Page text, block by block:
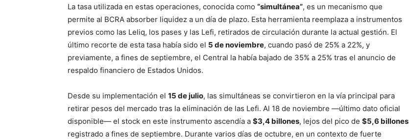
La tasa utilizada en estas operaciones, conocida como “simultánea”, es un mecanismo que
permite al BCRA absorber liquidez a un día de plazo. Esta herramienta reemplaza a instrumentos
previos como las Leliq, los pases y las Lefi, retirados de circulación durante la actual gestión. El
último recorte de esta tasa había sido el 5 de noviembre, cuando pasó de 25% a 22%, y
previamente, a fines de septiembre, el Central la había bajado de 35% a 25% tras el anuncio de
respaldo financiero de Estados Unidos.
Desde su implementación el 15 de julio, las simultáneas se convirtieron en la vía principal para
retirar pesos del mercado tras la eliminación de las Lefi. Al 18 de noviembre —último dato oficial
disponible— el stock en este instrumento ascendía a $3,4 billones, lejos del pico de $5,6 billones
registrado a fines de septiembre. Durante varios días de octubre, en un contexto de fuerte